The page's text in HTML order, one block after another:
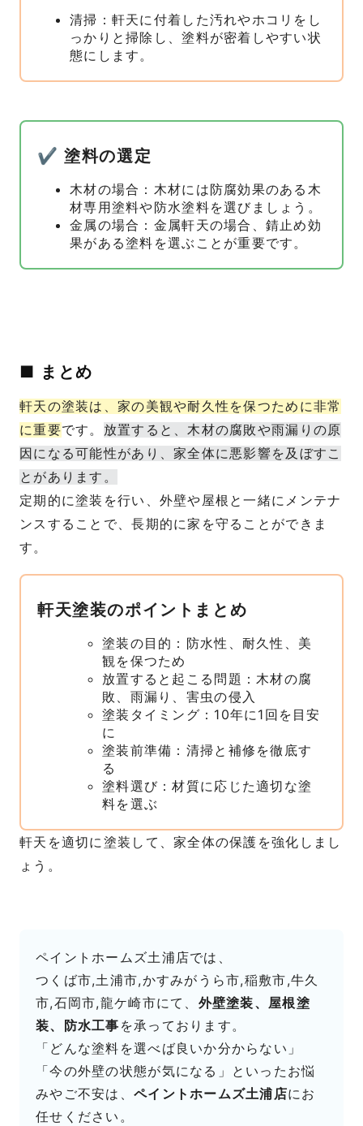
清掃：軒天に付着した汚れやホコリをし
っかりと掃除し、塗料が密着しやすい状
態にします。
✔ 塗料の選定
木材の場合：木材には防腐効果のある木
材専用塗料や防水塗料を選びましょう。
金属の場合：金属軒天の場合、錆止め効
果がある塗料を選ぶことが重要です。
■ まとめ
軒天の塗装は、家の美観や耐久性を保つために非常
に重要です。 放置すると、木材の腐敗や雨漏りの原
因になる可能性があり、家全体に悪影響を及ぼすこ
とがあります。
定期的に塗装を行い、外壁や屋根と一緒にメンテナ
ンスすることで、長期的に家を守ることができま
す。
軒天塗装のポイントまとめ
塗装の目的：防水性、耐久性、美
観を保つため
放置すると起こる問題：木材の腐
敗、雨漏り、害虫の侵入
塗装タイミング：10年に1回を目安
に
塗装前準備：清掃と補修を徹底す
る
塗料選び：材質に応じた適切な塗
料を選ぶ
軒天を適切に塗装して、家全体の保護を強化しまし
ょう。
ペイントホームズ土浦店では、
つくば市,土浦市,かすみがうら市,稲敷市,牛久
市,石岡市,龍ケ崎市にて、 外壁塗装、屋根塗
装、防水工事 を承っております。
「どんな塗料を選べば良いか分からない」
「今の外壁の状態が気になる」といったお悩
みやご不安は、 ペイントホームズ土浦店にお
任せください。